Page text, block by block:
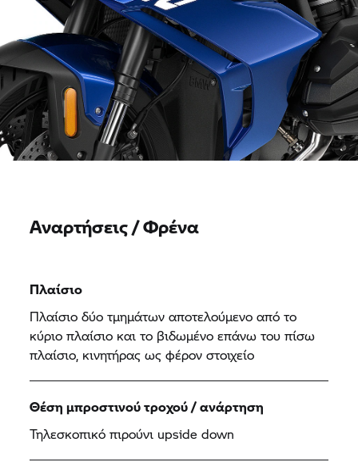
Αναρτήσεις / Φρένα
Πλαίσιο
Πλαίσιο δύο τμημάτων αποτελούμενο από το
κύριο πλαίσιο και το βιδωμένο επάνω του πίσω
πλαίσιο, κινητήρας ως φέρον στοιχείο
Θέση μπροστινού τροχού / ανάρτηση
Τηλεσκοπικό πιρούνι upside down